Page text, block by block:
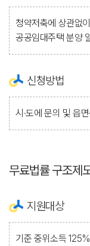
청약저축에 상관없
공공임대주택 분양
신청방법
시·도에 문의 및 읍
무료법률 구조제
지원대상
기준 중위소득